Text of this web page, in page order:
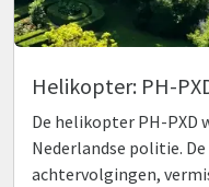
Helikopter: PH-
De helikopter PH-PXD
Nederlandse politie.
achtervolgingen,